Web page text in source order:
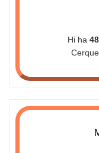
Hi ha 48